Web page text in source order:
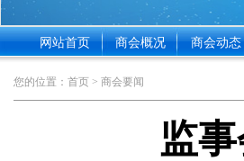
网站首页 商会概况 商会动态
您的位置： 首页 > 商会要闻
监